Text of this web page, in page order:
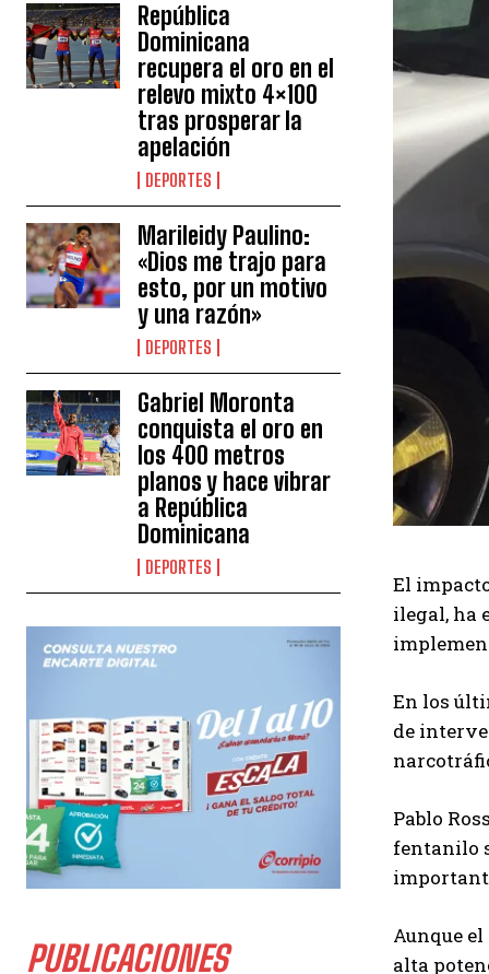
República
Dominicana
recupera el oro en el
relevo mixto 4×100
tras prosperar la
apelación
DEPORTES
Marileidy Paulino:
«Dios me trajo para
esto, por un motivo
y una razón»
DEPORTES
Gabriel Moronta
conquista el oro en
los 400 metros
planos y hace vibrar
a República
Dominicana
DEPORTES
PUBLICACIONES
El
ilegal, ha
En los
de
Pablo
fentanilo
Aunque
alta